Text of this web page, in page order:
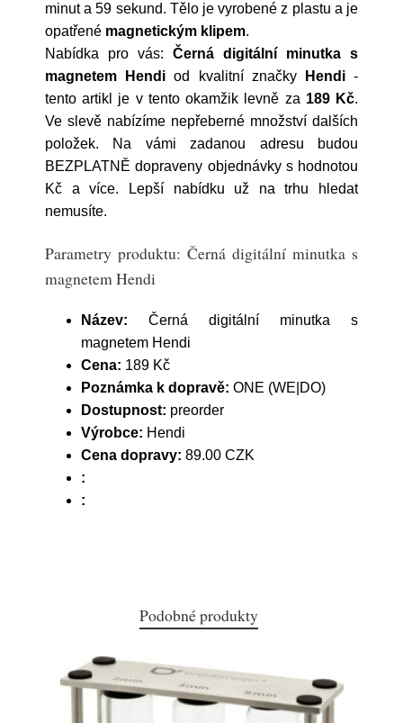
minut a 59 sekund. Tělo je vyrobené z plastu a je
opatřené magnetickým klipem.
Nabídka pro vás: Černá digitální minutka s
magnetem Hendi od kvalitní značky Hendi-
tento artikl je v tento okamžik levně za 189 Kč.
Ve slevě nabízíme nepřeberné množství dalších
položek. Na vámi zadanou adresu budou
BEZPLATNĚ dopraveny objednávky s hodnotou
Kč a více. Lepší nabídku už na trhu hledat
nemusíte.
Parametry produktu: Černá digitální minutka s
magnetem Hendi
Název: Černá digitální minutka s
magnetem Hendi
Cena: 189 Kč
Poznámka k dopravě: ONE (WE|DO)
Dostupnost: preorder
Výrobce: Hendi
Cena dopravy: 89.00 CZK
:
:
Podobné produkty